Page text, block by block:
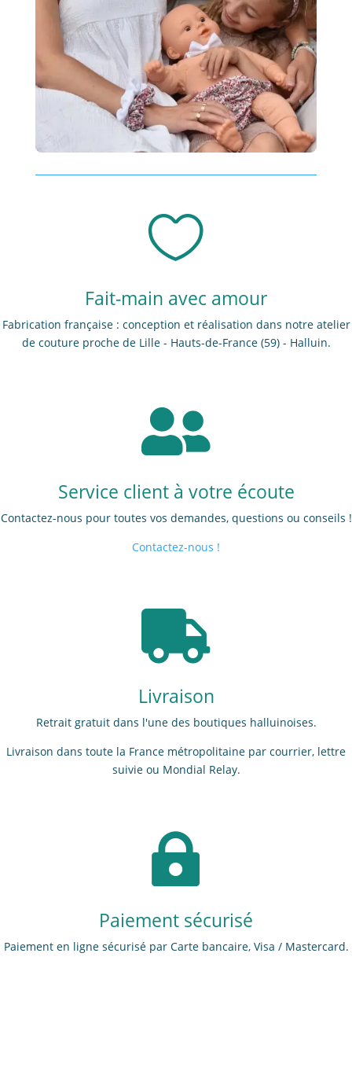

Fait-main avec amour
Fabrication française : conception et réalisation dans notre atelier
de couture proche de Lille - Hauts-de-France (59) - Halluin.

Service client à votre écoute
Contactez-nous pour toutes vos demandes, questions ou conseils !
Contactez-nous !

Livraison
Retrait gratuit dans l'une des boutiques halluinoises.
Livraison dans toute la France métropolitaine par courrier, lettre
suivie ou Mondial Relay.

Paiement sécurisé
Paiement en ligne sécurisé par Carte bancaire, Visa / Mastercard.